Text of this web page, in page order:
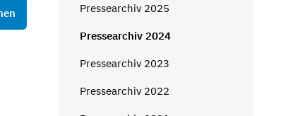
Pressearchiv 2025
Pressearchiv 2024
Pressearchiv 2023
Pressearchiv 2022